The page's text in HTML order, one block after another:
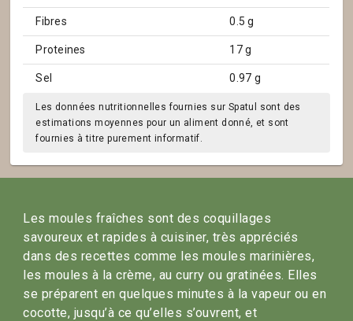
Fibres 0.5 g
Proteines 17 g
Sel 0.97 g
Les données nutritionnelles fournies sur Spatul sont des
estimations moyennes pour un aliment donné, et sont
fournies à titre purement informatif.
Les moules fraîches sont des coquillages
savoureux et rapides à cuisiner, très appréciés
dans des recettes comme les moules marinières,
les moules à la crème, au curry ou gratinées. Elles
se préparent en quelques minutes à la vapeur ou en
cocotte, jusqu’à ce qu’elles s’ouvrent, et